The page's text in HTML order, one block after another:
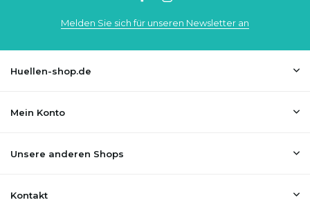
Melden Sie sich für unseren Newsletter an
Huellen-shop.de
Mein Konto
Unsere anderen Shops
Kontakt